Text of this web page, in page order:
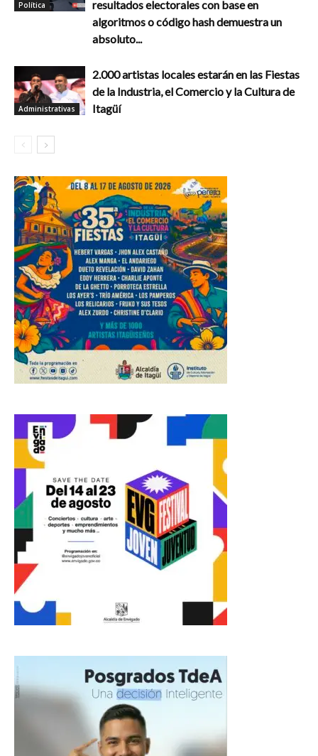
Política
resultados electorales con base en
algoritmos o código hash demuestra un
absoluto...
Administrativas
2.000 artistas locales estarán en las Fiestas
de la Industria, el Comercio y la Cultura de
Itagüí